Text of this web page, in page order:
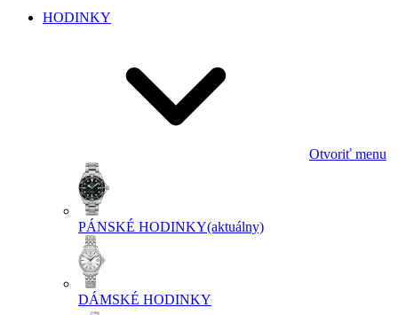
HODINKY
Otvoriť menu
PÁNSKÉ HODINKY(aktuálny)
DÁMSKÉ HODINKY